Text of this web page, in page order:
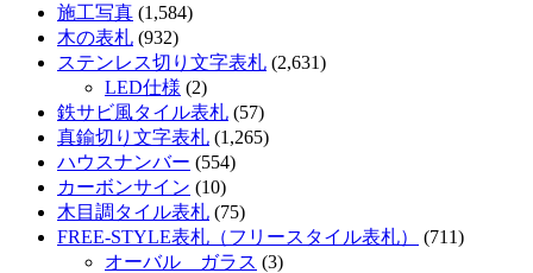
施工写真 (1,584)
木の表札 (932)
ステンレス切り文字表札 (2,631)
LED仕様 (2)
鉄サビ風タイル表札 (57)
真鍮切り文字表札 (1,265)
ハウスナンバー (554)
カーボンサイン (10)
木目調タイル表札 (75)
FREE-STYLE表札（フリースタイル表札）
(711)
オーバル ガラス (3)